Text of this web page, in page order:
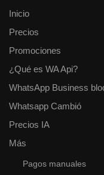
Inicio
Precios
Promociones
¿Qué es WA Api?
WhatsApp Business
Whatsapp Cambió
Precios IA
Más
Pagos manuales